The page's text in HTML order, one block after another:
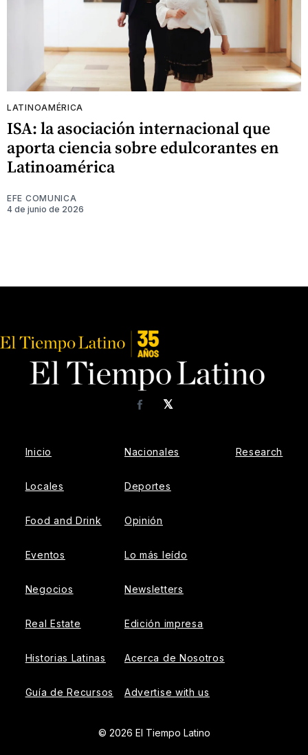
LATINOAMÉRICA
ISA: la asociación internacional que
aporta ciencia sobre edulcorantes en
Latinoamérica
EFE COMUNICA
4 de junio de 2026
𝕏
Facebook
Inicio
Locales
Food and Drink
Eventos
Negocios
Real Estate
Historias Latinas
Guía de Recursos
Nacionales
Deportes
Opinión
Lo más leído
Newsletters
Edición impresa
Acerca de Nosotros
Advertise with us
Research
© 2026 El Tiempo Latino